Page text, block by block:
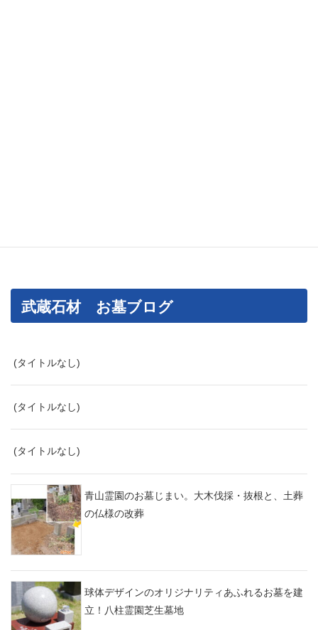
武蔵石材 お墓ブログ
(タイトルなし)
(タイトルなし)
(タイトルなし)
青山霊園のお墓じまい。大木伐採・抜根と、土葬
の仏様の改葬
球体デザインのオリジナリティあふれるお墓を建
立！八柱霊園芝生墓地